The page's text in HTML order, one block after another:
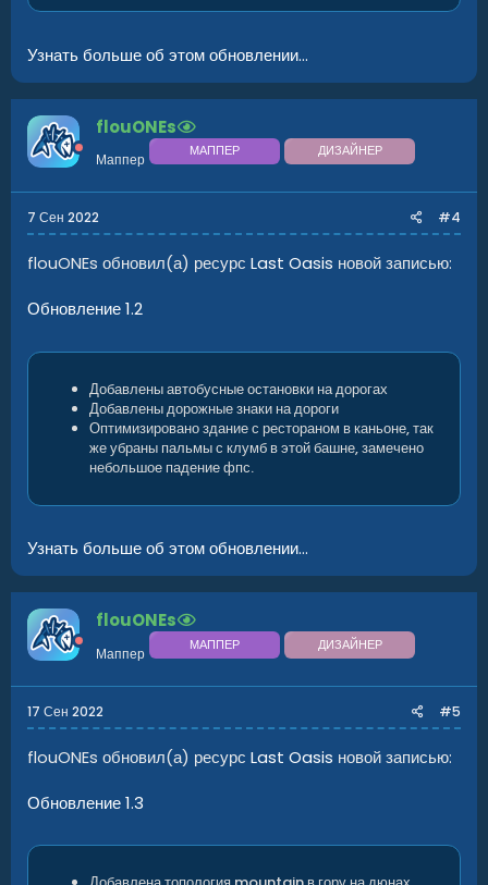
Узнать больше об этом обновлении...
flouONEs
Маппер МАППЕР ДИЗАЙНЕР
7 Сен 2022 #4
flouONEs обновил(а) ресурс Last Oasis новой записью:
Обновление 1.2
Добавлены автобусные остановки на дорогах
Добавлены дорожные знаки на дороги
Оптимизировано здание с рестораном в каньоне, так
же убраны пальмы с клумб в этой башне, замечено
небольшое падение фпс.
Узнать больше об этом обновлении...
flouONEs
Маппер МАППЕР ДИЗАЙНЕР
17 Сен 2022 #5
flouONEs обновил(а) ресурс Last Oasis новой записью:
Обновление 1.3